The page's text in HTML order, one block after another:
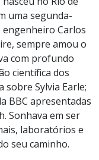
uma segunda-
engenheiro Carlos
sempre amou o
com profundo
científica dos
sobre Sylvia Earle;
BBC apresentadas
Sonhava em ser
laboratórios e
seu caminho.